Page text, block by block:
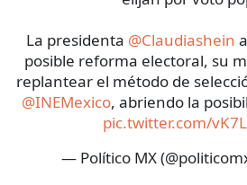
La presidenta @Claudiashein
posible reforma electoral, su
replantear el método de
@INEMexico, abriendo la
pic.twitter.com/
— Político MX